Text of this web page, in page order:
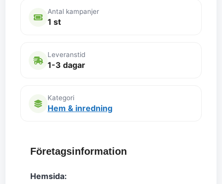
Antal kampanjer
1 st
Leveranstid
1-3 dagar
Kategori
Hem & inredning
Företagsinformation
Hemsida: